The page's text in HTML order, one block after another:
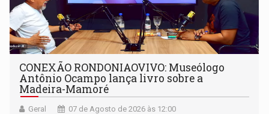
CONEXÃO RONDONIAOVIVO: Museólogo
Antônio Ocampo lança livro sobre a
Madeira-Mamoré
Geral 07 de Agosto de 2026 às 12:00